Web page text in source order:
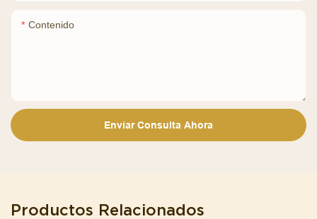
Contenido
Enviar Consulta Ahora
Productos Relacionados